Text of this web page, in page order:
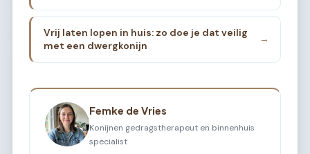
Vrij laten lopen in huis: zo doe je dat veilig
met een dwergkonijn
→
Femke de Vries
Konijnen gedragstherapeut en binnenhuis
specialist